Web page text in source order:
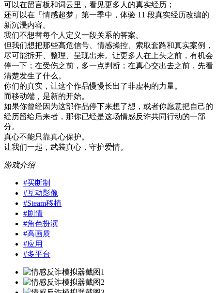
可以在留言板和词云里，看见更多人的真实经历；
还可以在「情感超梦」第一季中，体验 11 段真实经历改编的
新沉浸内容。
我们不想替每个人定义一段关系的答案。
但我们想把那些高危信号、情感操控、索取套路和真实案例，
尽可能拆开、整理、呈现出来。让更多人在上头之前，有机会
停一下；在受伤之前，多一点判断；在真心交出去之前，先看
清楚发生了什么。
你们的真实，让这个作品慢慢长出了非虚构的力量。
而移动端，是新的开始。
如果你曾经因为这部作品停下来想了想，或者你愿意把自己的
经历留给后来者，那你已经是这场情感反诈共同行动的一部
分。
真心不能只靠真心保护。
让我们一起，武装真心，守护爱情。
游戏介绍
#买断制
#互动影像
#Steam移植
#剧情
#角色扮演
#高画质
#应用
#多平台